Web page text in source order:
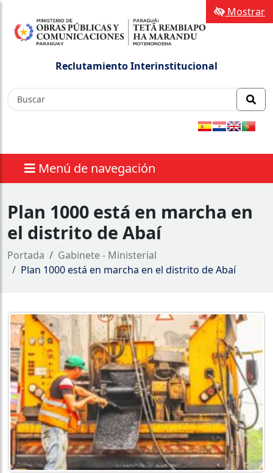
Reclutamiento Interinstitucional
Menú de navegación
Mostrar
Plan 1000 está en marcha en
el distrito de Abaí
Portada
Gabinete - Ministerial
Plan 1000 está en marcha en el distrito de Abaí